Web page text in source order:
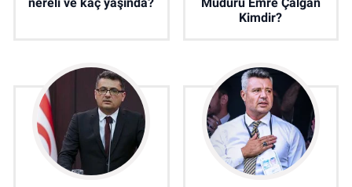
Kimdir?